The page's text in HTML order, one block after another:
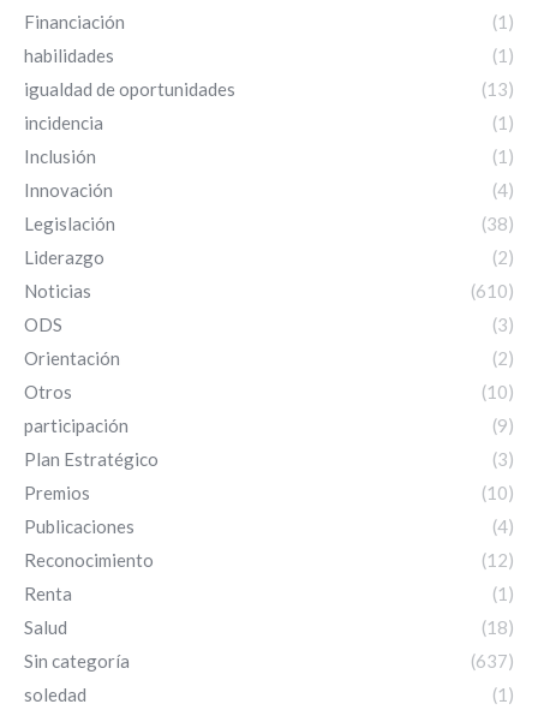
Financiación
(1)
habilidades
(1)
igualdad de oportunidades
(13)
incidencia
(1)
Inclusión
(1)
Innovación
(4)
Legislación
(38)
Liderazgo
(2)
Noticias
(610)
ODS
(3)
Orientación
(2)
Otros
(10)
participación
(9)
Plan Estratégico
(3)
Premios
(10)
Publicaciones
(4)
Reconocimiento
(12)
Renta
(1)
Salud
(18)
Sin categoría
(637)
soledad
(1)